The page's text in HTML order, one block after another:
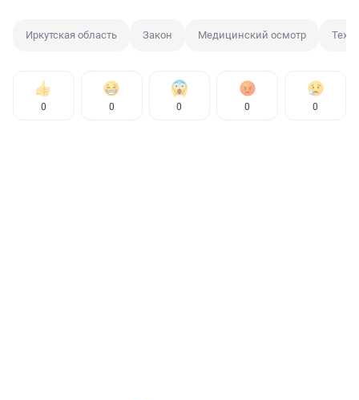
Иркутская область Закон Медицинский осмотр
0 0 0 0 0